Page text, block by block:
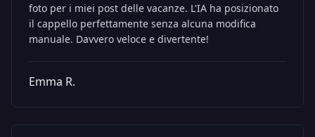
foto per i miei post delle vacanze. L'IA ha posizionato
il cappello perfettamente senza alcuna modifica
manuale. Davvero veloce e divertente!
Emma R.